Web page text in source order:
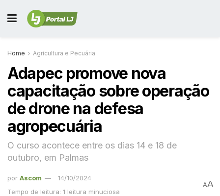
Home Agricultura e Pecuária
Adapec promove nova
capacitação sobre operação
de drone na defesa
agropecuária
O curso acontece entre os dias 14 e 18 de
outubro, em Palmas
por Ascom
14/10/2024
Tempo de leitura: 1 leitura minuciosa
AA